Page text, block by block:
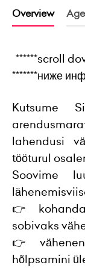
Overview
******scroll
*******ниже
Kutsume
lahendusi
tööturul
Soovime
👉
sobivaks
👉
hõlpsamini